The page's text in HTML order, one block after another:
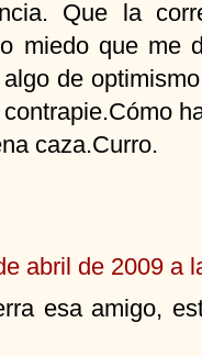
Que la
miedo que me
de
caza.Curro.
abril de 2009 a
esa amigo,